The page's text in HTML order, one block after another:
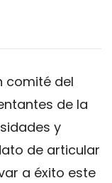
comité del
de la
y
de articular
a éxito este